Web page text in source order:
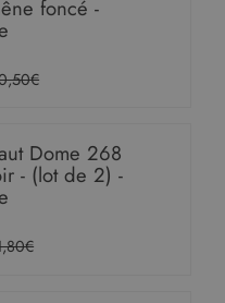
foncé -
Dome 268
- (lot de 2) -